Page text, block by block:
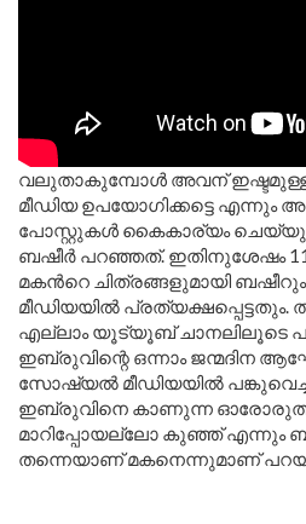
വലുതാകുമ്പോൾ അവന്
മീഡിയ ഉപയോഗിക്കട്ടെ
പോസ്റ്റുകൾ കൈകാര്യം
ബഷീർ പറഞ്ഞത്. ഇതിനുശേഷം
മകൻറെ ചിത്രങ്ങളുമായി
മീഡിയയിൽ
എല്ലാം യൂട്യൂബ് ചാനലിലൂടെ
ഇബ്രുവിന്റെ ഒന്നാം ജന്മദിന
സോഷ്യൽ മീഡിയയിൽ
ഇബ്രുവിനെ കാണുന്ന
മാറിപ്പോയല്ലോ കുഞ്ഞ് എന്നും
തന്നെയാണ് മകനെന്നുമാണ്